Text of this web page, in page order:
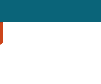
0 dan Lolos ke Semifinal